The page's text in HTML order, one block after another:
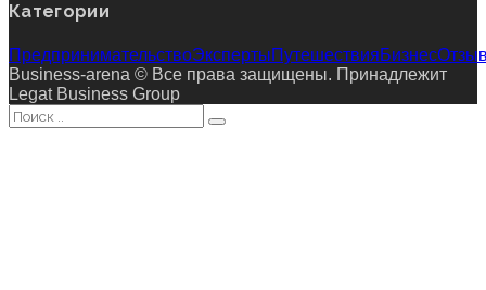
Категории
ПредпринимательствоЭкспертыПутешествияБизнес
Business-arena © Все права защищены. Принадлежит
Legat Business Group